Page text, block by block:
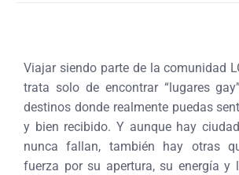
Viajar siendo parte de la comunidad
trata solo de encontrar “lugares
destinos donde realmente puedas
y bien recibido. Y aunque hay
nunca fallan, también hay otras
fuerza por su apertura, su energía y